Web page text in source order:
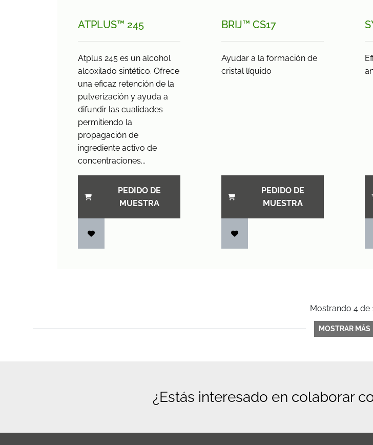
ATPLUS™ 245
Atplus 245 es un alcohol
alcoxilado sintético. Ofrece
una eficaz retención de la
pulverización y ayuda a
difundir las cualidades
permitiendo la
propagación de
ingrediente activo de
concentraciones...
PEDIDO DE
MUESTRA
BRIJ™ CS17
Ayudar a la formación de
cristal líquido
PEDIDO DE
MUESTRA
Mostrando 4de
MOSTRAR MÁS
¿Estás interesado en colaborar